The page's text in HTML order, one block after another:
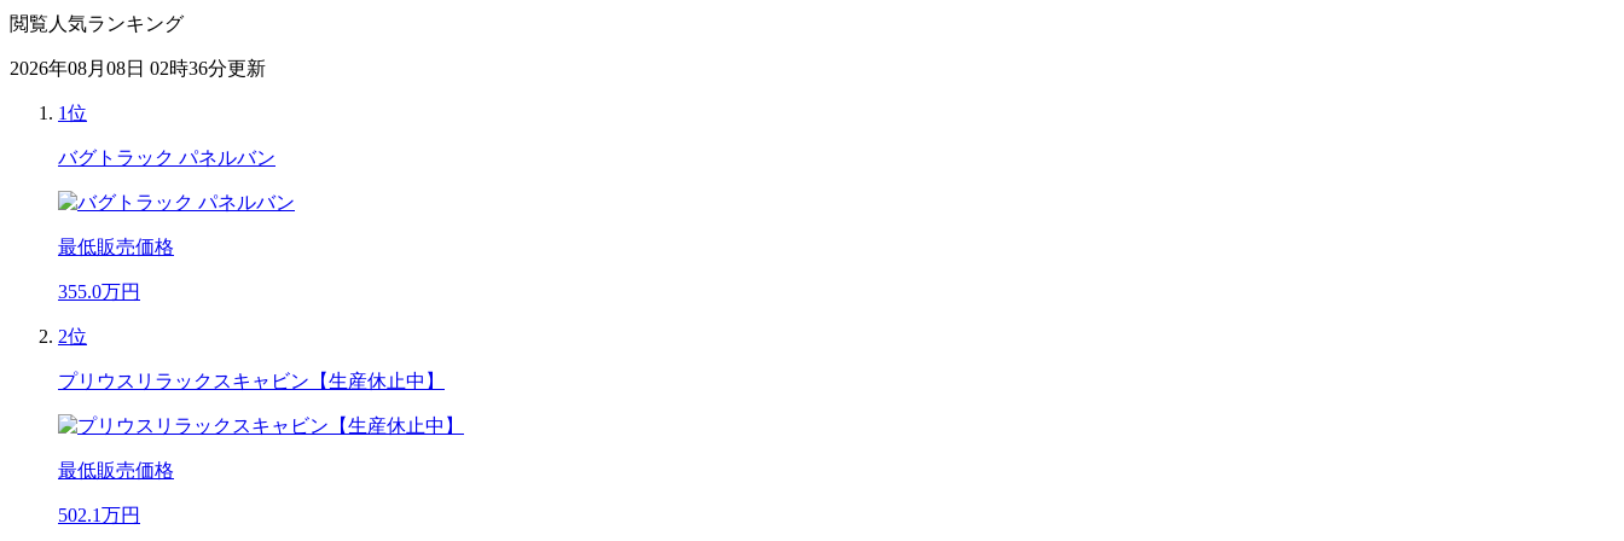
閲覧人気ランキング
2026年08月08日 02時36分更新
1位
バグトラック パネルバン
最低販売価格
355.0万円
2位
プリウスリラックスキャビン【生産休止中】
最低販売価格
502.1万円